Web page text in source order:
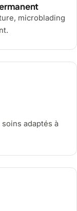
microblading
adaptés à